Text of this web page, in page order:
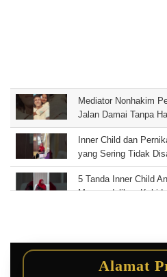
Mediator Nonhakim
Jalan Damai Tanpa
Inner Child dan
yang Sering Tidak
5 Tanda Inner Child
Mengendalikan
Tanda dan
Alamat